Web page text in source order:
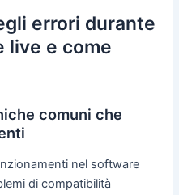
errori durante
live e come
comuni che
nel software
di compatibilità